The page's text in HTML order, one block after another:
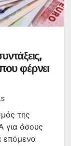
φέρνει
της
για όσους
επόμενα